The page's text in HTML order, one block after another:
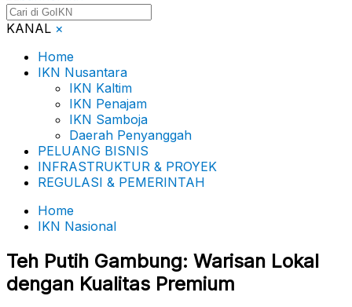
KANAL ×
Home
IKN Nusantara
IKN Kaltim
IKN Penajam
IKN Samboja
Daerah Penyanggah
PELUANG BISNIS
INFRASTRUKTUR & PROYEK
REGULASI & PEMERINTAH
Home
IKN Nasional
Teh Putih Gambung: Warisan Lokal
dengan Kualitas Premium